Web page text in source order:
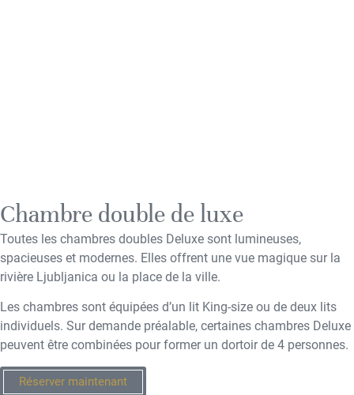
Chambre double de luxe
Toutes les chambres doubles Deluxe sont lumineuses,
spacieuses et modernes. Elles offrent une vue magique sur la
rivière Ljubljanica ou la place de la ville.
Les chambres sont équipées d’un lit King-size ou de deux lits
individuels. Sur demande préalable, certaines chambres Deluxe
peuvent être combinées pour former un dortoir de 4 personnes.
Réserver maintenant